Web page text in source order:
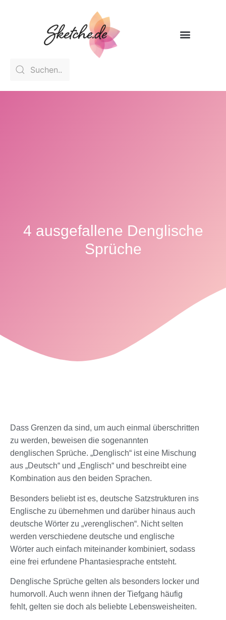
4 ausgefallene Denglische
Sprüche
Dass Grenzen da sind, um auch einmal überschritten
zu werden, beweisen die sogenannten
denglischen Sprüche. „Denglisch“ ist eine Mischung
aus „Deutsch“ und „Englisch“ und beschreibt eine
Kombination aus den beiden Sprachen.
Besonders beliebt ist es, deutsche Satzstrukturen ins
Englische zu übernehmen und darüber hinaus auch
deutsche Wörter zu „verenglischen“. Nicht selten
werden verschiedene deutsche und englische
Wörter auch einfach miteinander kombiniert, sodass
eine frei erfundene Phantasiesprache entsteht.
Denglische Sprüche gelten als besonders locker und
humorvoll. Auch wenn ihnen der Tiefgang häufig
fehlt, gelten sie doch als beliebte Lebensweisheiten.